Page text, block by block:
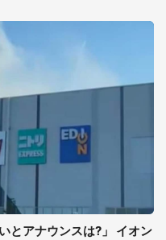
とアナウンスは?」 イオン